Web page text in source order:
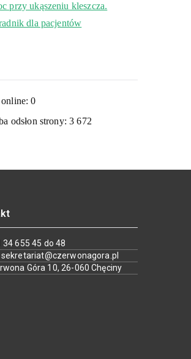
przy ukąszeniu kleszcza.
dla pacjentów
online:0
odsłon strony:3 672
34 655 45 do 48
sekretariat@czerwonagora.pl
Góra 10, 26-060 Chęciny